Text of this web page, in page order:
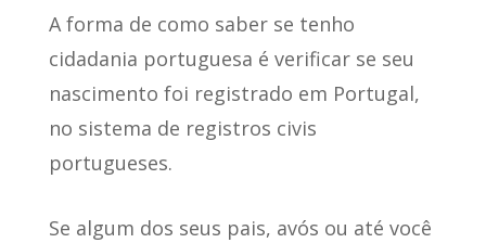
A forma de como saber se tenho
cidadania portuguesa é verificar se seu
nascimento foi registrado em Portugal,
no sistema de registros civis
portugueses.
Se algum dos seus pais, avós ou até você